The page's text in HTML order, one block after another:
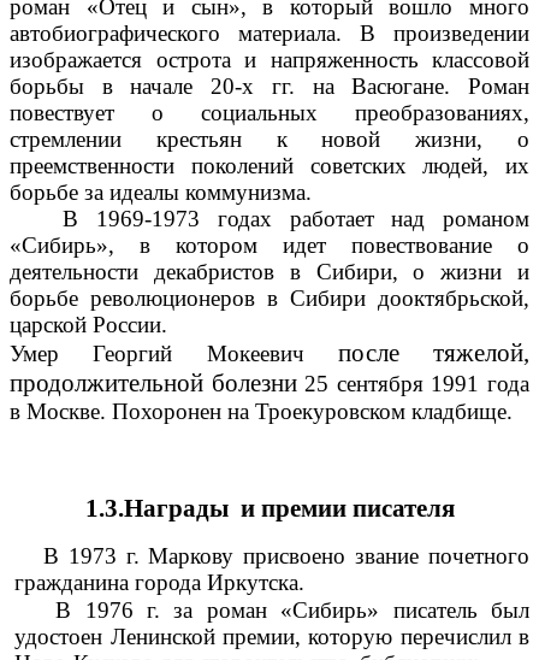
роман «Отец и сын», в который вошло много
автобиографического материала. В произведении
изображается острота и напряженность классовой
борьбы в начале 20-х гг. на Васюгане. Роман
повествует о социальных преобразованиях,
стремлении крестьян к новой жизни, о
преемственности поколений советских людей, их
борьбе за идеалы коммунизма.
В 1969-1973 годах работает над романом
«Сибирь», в котором идет повествование о
деятельности декабристов в Сибири, о жизни и
борьбе революционеров в Сибири дооктябрьской,
царской России.
Умер Георгий Мокеевич после тяжелой,
продолжительной болезни 25 сентября 1991 года
в Москве. Похоронен на Троекуровском кладбище.
1.3.Награды и премии писателя
В 1973 г. Маркову присвоено звание почетного
гражданина города Иркутска.
В 1976 г. за роман «Сибирь» писатель был
удостоен Ленинской премии, которую перечислил в